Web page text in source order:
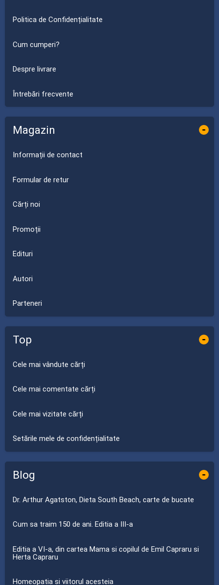
Politica de Confidențialitate
Cum cumperi?
Despre livrare
Întrebări frecvente
Magazin -
Informații de contact
Formular de retur
Cărți noi
Promoții
Edituri
Autori
Parteneri
Top -
Cele mai vândute cărți
Cele mai comentate cărți
Cele mai vizitate cărți
Setările mele de confidențialitate
Blog -
Dr. Arthur Agatston, Dieta South Beach, carte de bucate
Cum sa traim 150 de ani. Editia a III-a
Editia a VI-a, din cartea Mama si copilul de Emil Capraru si
Herta Capraru
Homeopatia si viitorul acesteia